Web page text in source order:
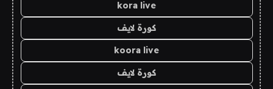
kora live
كورة لايف
koora live
كورة لايف